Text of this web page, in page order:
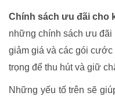
Chính sách ưu đãi cho
những chính sách ưu đãi
giảm giá và các gói cước
trọng để thu hút và giữ
Những yếu tố trên sẽ